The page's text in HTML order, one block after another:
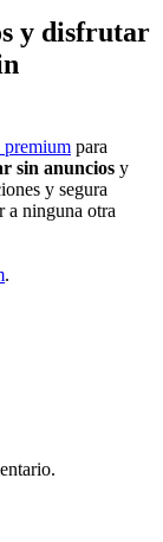
y disfrutar
premium para
sin anuncios y
y segura
a ninguna otra
.